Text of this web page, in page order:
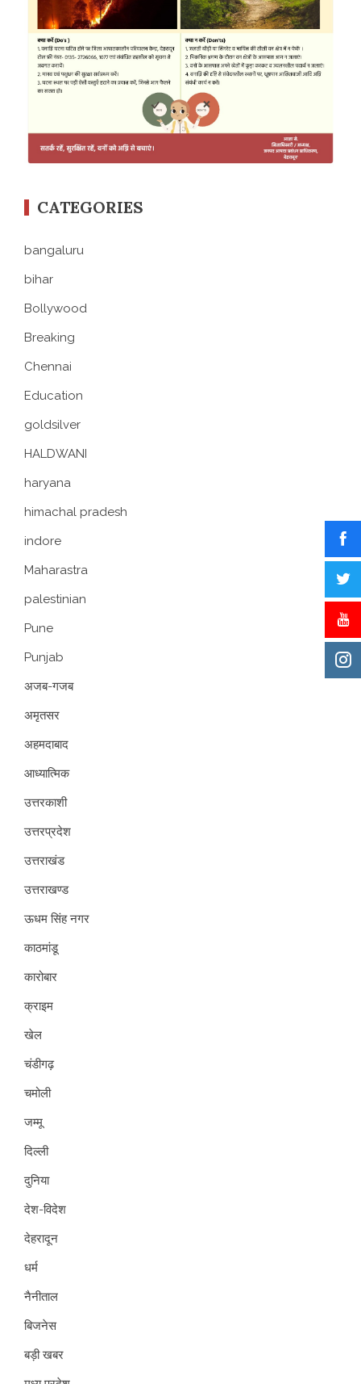
CATEGORIES
bangaluru
bihar
Bollywood
Breaking
Chennai
Education
goldsilver
HALDWANI
haryana
himachal pradesh
indore
Maharastra
palestinian
Pune
Punjab
अजब-गजब
अमृतसर
अहमदाबाद
आध्यात्मिक
उत्तरकाशी
उत्तरप्रदेश
उत्तराखंड
उत्तराखण्ड
ऊधम सिंह नगर
काठमांडू
कारोबार
क्राइम
खेल
चंडीगढ़
चमोली
जम्मू
दिल्ली
दुनिया
देश-विदेश
देहरादून
धर्म
नैनीताल
बिजनेस
बड़ी खबर